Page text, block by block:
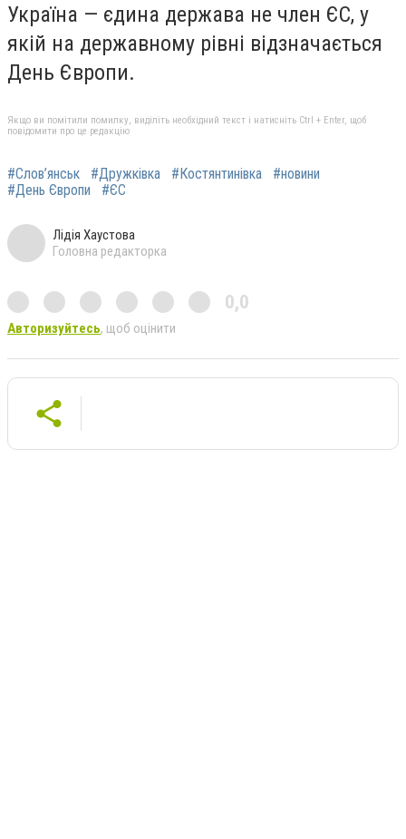
Україна — єдина держава не член ЄС, у
якій на державному рівні відзначається
День Європи.
Якщо ви помітили помилку, виділіть необхідний текст і натисніть Ctrl + Enter, щоб
повідомити про це редакцію
#Слов’янськ #Дружківка #Костянтинівка
#новини
#День Європи
#ЄС
Лідія Хаустова
Головна редакторка
0,0
Авторизуйтесь, щоб оцінити